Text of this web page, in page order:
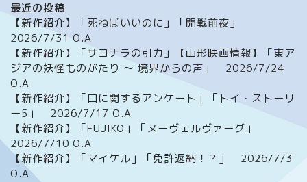
最近の投稿
【新作紹介】「死ねばいいのに」「開戦前夜」
2026/7/31 O.A
【新作紹介】「サヨナラの引力」【山形映画情報】「東ア
ジアの妖怪ものがたり ～ 境界からの声」 2026/7/24
O.A
【新作紹介】「口に関するアンケート」「トイ・ストーリ
ー5」 2026/7/17 O.A
【新作紹介】「FUJIKO」「ヌーヴェルヴァーグ」
2026/7/10 O.A
【新作紹介】「マイケル」「免許返納！？」 2026/7/3
O.A